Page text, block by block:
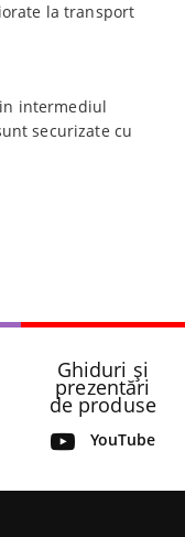
la transport
intermediul
securizate cu
Ghiduri și
prezentări
de produse
YouTube